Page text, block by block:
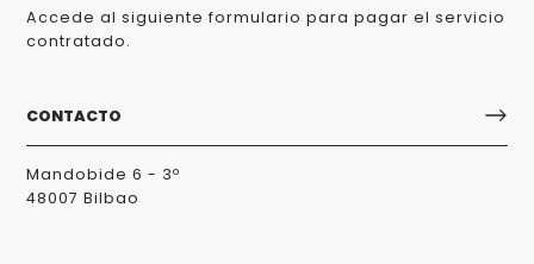
Accede al siguiente formulario para pagar el servicio
contratado.
CONTACTO
Mandobide 6 - 3º
48007 Bilbao